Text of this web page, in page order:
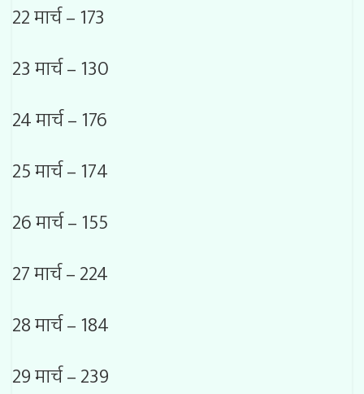
22 मार्च – 173
23 मार्च – 130
24 मार्च – 176
25 मार्च – 174
26 मार्च – 155
27 मार्च – 224
28 मार्च – 184
29 मार्च – 239